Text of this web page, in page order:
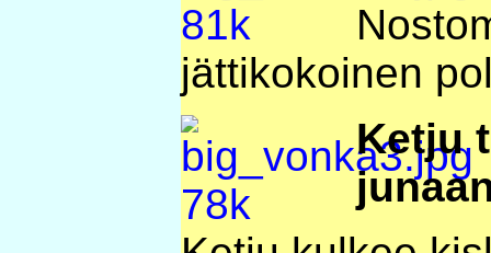
jättikokoinen
Ketju